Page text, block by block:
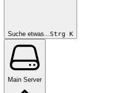
Suche etwas...Strg K
Main Server